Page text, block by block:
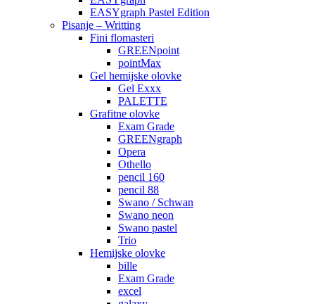
EASYgraph Pastel Edition
Pisanje – Writting
Fini flomasteri
GREENpoint
pointMax
Gel hemijske olovke
Gel Exxx
PALETTE
Grafitne olovke
Exam Grade
GREENgraph
Opera
Othello
pencil 160
pencil 88
Swano / Schwan
Swano neon
Swano pastel
Trio
Hemijske olovke
bille
Exam Grade
excel